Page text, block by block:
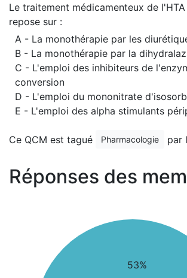
Le traitement médicamenteux de
repose sur :
A - La monothérapie par les
B - La monothérapie par la
C - L'emploi des inhibiteurs de
conversion
D - L'emploi du mononitrate
E - L'emploi des alpha stimulants
Ce QCM est tagué Pharmacologie par
Réponses des
53%